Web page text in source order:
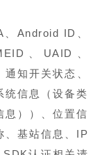
Android ID、
、UAID、
知开关状态、
统信息（设备类
息））、位置信
、基站信息、IP